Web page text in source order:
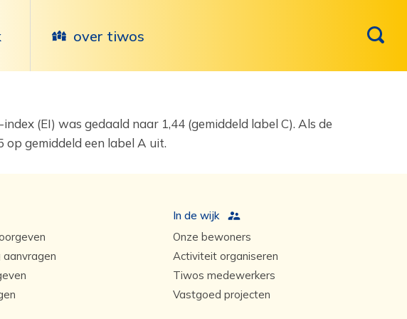
over tiwos
(EI) was gedaald naar 1,44 (gemiddeld label C). Als de
gemiddeld een label A uit.
In de wijk
Onze bewoners
Activiteit organiseren
Tiwos medewerkers
Vastgoed projecten